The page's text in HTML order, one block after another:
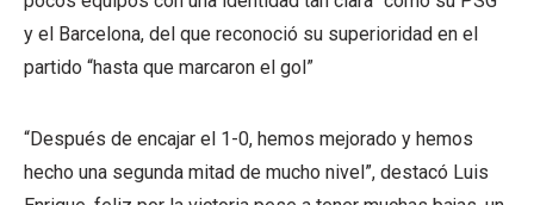
y el Barcelona, del que reconoció su superioridad en el
partido “hasta que marcaron el gol”
“Después de encajar el 1-0, hemos mejorado y hemos
hecho una segunda mitad de mucho nivel”, destacó Luis